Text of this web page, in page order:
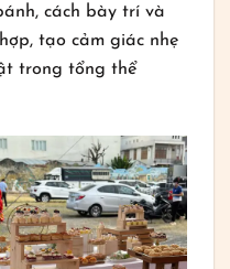
cách bày trí và
tạo cảm giác nhẹ
trong tổng thể